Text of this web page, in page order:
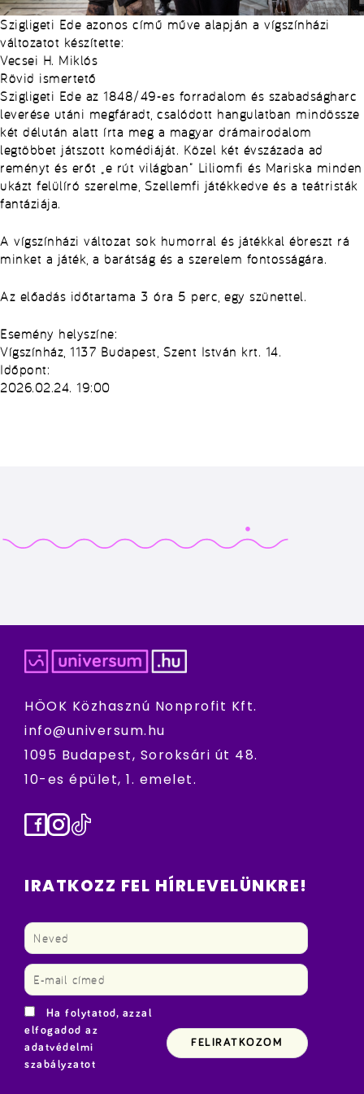
Szigligeti Ede azonos című műve alapján a vígszínházi
változatot készítette:
Vecsei H. Miklós
Rövid ismertető
Szigligeti Ede az 1848/49-es forradalom és szabadságharc
leverése utáni megfáradt, csalódott hangulatban mindössze
két délután alatt írta meg a magyar drámairodalom
legtöbbet játszott komédiáját. Közel két évszázada ad
reményt és erőt „e rút világban” Liliomfi és Mariska minden
ukázt felülíró szerelme, Szellemfi játékkedve és a teátristák
fantáziája.
A vígszínházi változat sok humorral és játékkal ébreszt rá
minket a játék, a barátság és a szerelem fontosságára.
Az előadás időtartama 3 óra 5 perc, egy szünettel.
Esemény helyszíne:
Vígszínház, 1137 Budapest, Szent István krt. 14.
Időpont:
2026.02.24. 19:00
HÖOK Közhasznú Nonprofit Kft.
info@universum.hu
1095 Budapest, Soroksári út 48.
10-es épület, 1. emelet.
Facebook
Instagram
TikTok
IRATKOZZ FEL HÍRLEVELÜNKRE!
Ha folytatod, azzal
elfogadod az
adatvédelmi
szabályzatot